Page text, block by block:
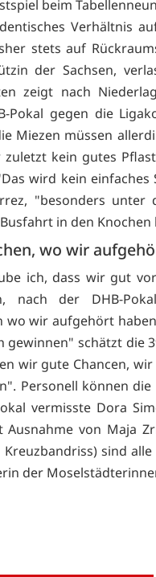
beim
Verhältnis
stets auf
der Sachsen,
zeigt nach
Pokal gegen die
Miezen müssen
zuletzt kein gutes
wird kein
"besonders
in den Knochen
wo wir
ich, dass wir gut
nach der DHB-
wo wir aufgehört
gewinnen" schätzt die
wir gute Chancen,
Personell können
vermisste Dora
von Maja
Kreuzbandriss) sind
der